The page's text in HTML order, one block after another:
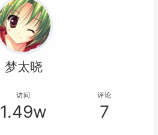
梦太晓
访问
1.49w
评论
7